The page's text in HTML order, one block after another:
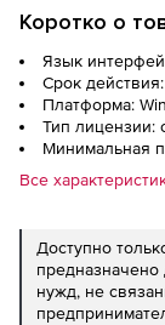
Коротко о
Язык
Срок
Платформа:
Тип лицензии:
Минимальная
Все
Доступно
нужд, не